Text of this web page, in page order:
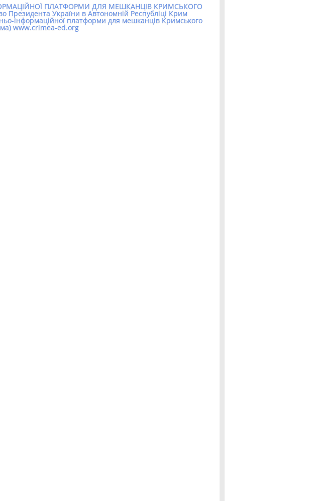
ПЛАТФОРМИ ДЛЯ МЕШКАНЦІВ КРИМСЬКОГО
Президента України в Автономній Республіці Крим
інформаційної платформи для мешканців Кримського
www.crimea-ed.org